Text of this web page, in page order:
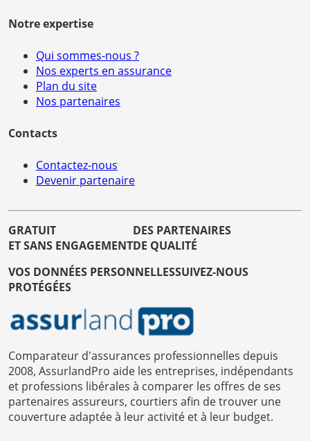
Notre expertise
Qui sommes-nous ?
Nos experts en assurance
Plan du site
Nos partenaires
Contacts
Contactez-nous
Devenir partenaire
GRATUIT
ET SANS ENGAGEMENT
DES PARTENAIRES
DE QUALITÉ
VOS DONNÉES PERSONNELLES
PROTÉGÉES
SUIVEZ-NOUS
Comparateur d'assurances professionnelles depuis
2008, AssurlandPro aide les entreprises, indépendants
et professions libérales à comparer les offres de ses
partenaires assureurs, courtiers afin de trouver une
couverture adaptée à leur activité et à leur budget.